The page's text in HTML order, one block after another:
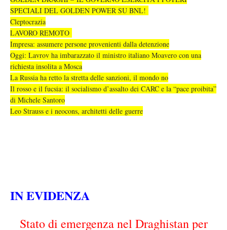
SPECIALI DEL GOLDEN POWER SU BNL!
Cleptocrazia
LAVORO REMOTO
Impresa: assumere persone provenienti dalla detenzione
Oggi: Lavrov ha imbarazzato il ministro italiano Moavero con una
richiesta insolita a Mosca
La Russia ha retto la stretta delle sanzioni, il mondo no
Il rosso e il fucsia: il socialismo d’assalto dei CARC e la “pace proibita”
di Michele Santoro
Leo Strauss e i neocons, architetti delle guerre
IN EVIDENZA
Stato di emergenza nel Draghistan per